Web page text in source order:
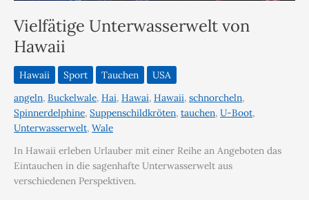
Vielfätige Unterwasserwelt von
Hawaii
Hawaii Sport Tauchen
USA
angeln, Buckelwale, Hai, Hawai, Hawaii, schnorcheln,
Spinnerdelphine, Suppenschildkröten, tauchen, U-Boot,
Unterwasserwelt, Wale
In Hawaii erleben Urlauber mit einer Reihe an Angeboten das
Eintauchen in die sagenhafte Unterwasserwelt aus
verschiedenen Perspektiven.